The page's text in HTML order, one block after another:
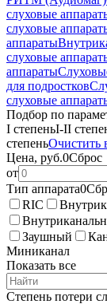
слуховые
слуховые
аппараты
слуховые
аппараты
для подростков
слуховые
Подбор по
I степеньI-II
степеньОчистить
Цена, руб.0Сброс
от
Тип аппарата0
RIC
Заушный
Миниканал
Показать все
Степень потери